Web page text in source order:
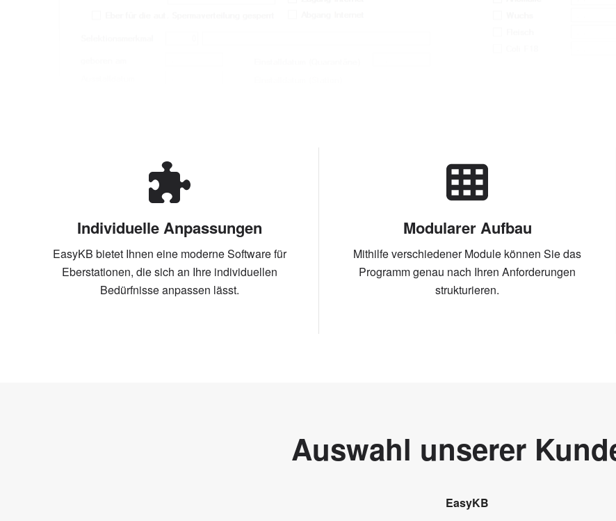
Individuelle Anpassungen
EasyKB bietet Ihnen eine moderne Software für
Eberstationen, die sich an Ihre individuellen
Bedürfnisse anpassen lässt.
Modularer Aufbau
Mithilfeverschiedener Module können Sie das
Programm genau nach Ihren Anforderungen
strukturieren.
Auswahl unserer
EasyKB